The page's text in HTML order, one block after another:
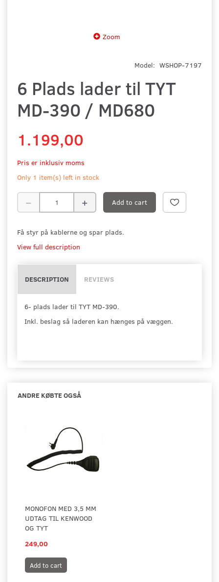
Zoom
Model: WSHOP-7197
6 Plads lader til TYT
MD-390 / MD680
1.199,00
Pris er inklusiv moms
Only 1 item(s) left in stock
Add to cart
Få styr på kablerne og spar plads.
View full description
DESCRIPTION REVIEWS
6- plads lader til TYT MD-390.
Inkl. beslag så laderen kan hænges på væggen.
ANDRE KØBTE OGSÅ
MONOFON MED 3,5 MM
UDTAG TIL KENWOOD
OG TYT
249,00
Add to cart